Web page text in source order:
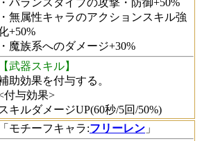
・無属性キャラのアクションスキル強
+50%
・魔族系へのダメージ+30%
【武器スキル】
助効果を付与する。
付与効果>
スキルダメージUP(60秒/5回/50%)
「 モチーフキャラ:フリーレン 」